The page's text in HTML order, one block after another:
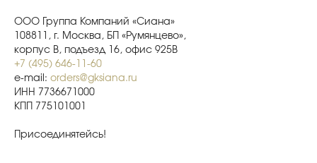
ООО Группа Компаний «Сиана»
108811, г. Москва, БП «Румянцево»,
корпус В, подъезд 16, офис 925В
+7 (495) 646-11-60
e-mail: orders@gksiana.ru
ИНН 7736671000
КПП 775101001
Присоединятейсь!